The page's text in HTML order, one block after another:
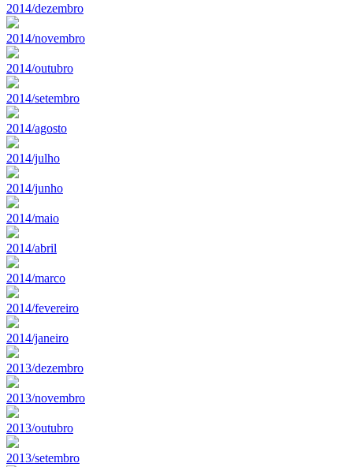
2014/dezembro
2014/novembro
2014/outubro
2014/setembro
2014/agosto
2014/julho
2014/junho
2014/maio
2014/abril
2014/marco
2014/fevereiro
2014/janeiro
2013/dezembro
2013/novembro
2013/outubro
2013/setembro